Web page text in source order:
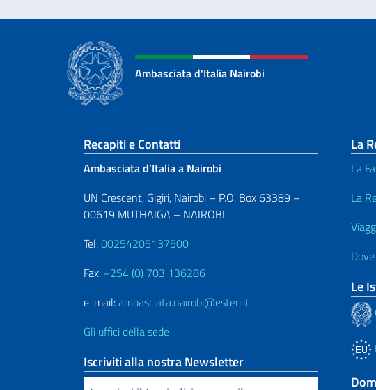
Ambasciata d'Italia Nairobi
Sezione footer
Recapiti e Contatti
Ambasciata d’Italia a Nairobi
UN Crescent, Gigiri, Nairobi – P.O. Box 63389 –
00619 MUTHAIGA – NAIROBI
Tel:00254205137500
Fax: +254 (0) 703 136286
e-mail:ambasciata.nairobi@esteri.it
Gli uffici della sede
Iscriviti alla nostra Newsletter
La
La
La
Le